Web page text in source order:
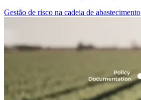
Gestão de risco na cadeia de abastecimento